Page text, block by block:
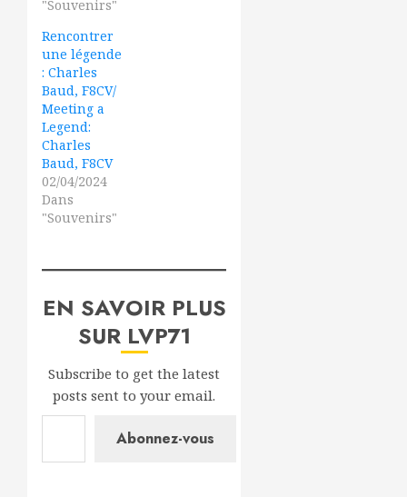
"Souvenirs"
Rencontrer
une légende
: Charles
Baud, F8CV/
Meeting a
Legend:
Charles
Baud, F8CV
02/04/2024
Dans
"Souvenirs"
EN SAVOIR PLUS
SUR LVP71
Subscribe to get the latest
posts sent to your email.
Saisissez votre adresse e-mail…
Abonnez-vous